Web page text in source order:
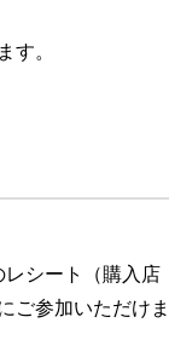
す。
シート（購入店
ご参加いただけま